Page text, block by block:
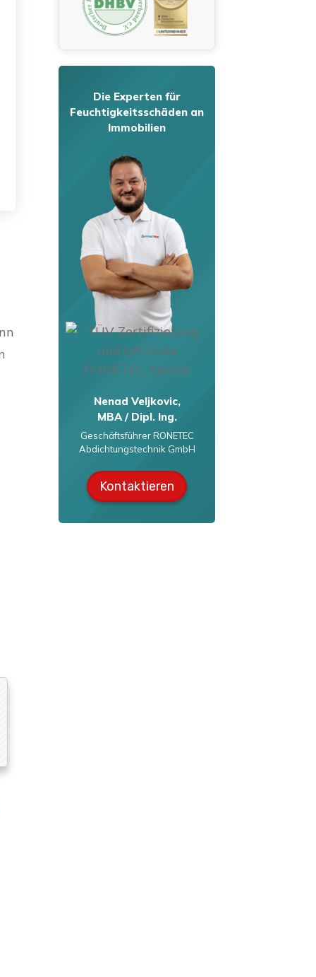
Die Experten für
Feuchtigkeitsschäden an
Immobilien
Nenad Veljkovic,
MBA / Dipl. Ing.
Geschäftsführer RONETEC
Abdichtungstechnik GmbH
Kontaktieren